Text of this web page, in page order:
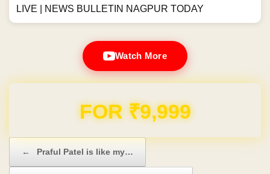
LIVE | NEWS BULLETIN NAGPUR TODAY
Watch More
Domain & Hosting FREE for 1 Year
← Praful Patel is like my…